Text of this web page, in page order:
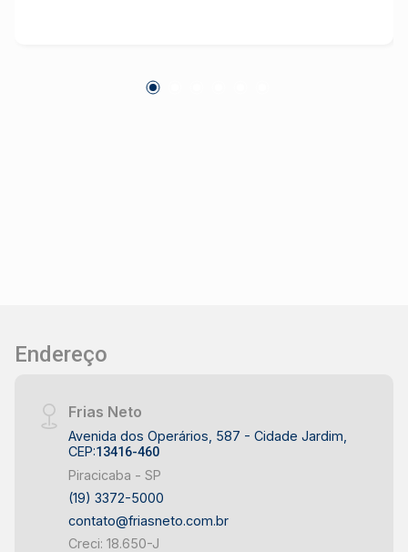
Endereço
Frias Neto
Avenida dos Operários, 587 - Cidade Jardim,
CEP:13416-460
Piracicaba - SP
(19) 3372-5000
contato@friasneto.com.br
Creci: 18.650-J